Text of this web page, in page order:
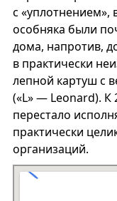
с «уплотнением»,
особняка были
дома, напротив,
в практически
лепной картуш с
(«L» — Leonard). К
перестало
практически
организаций.